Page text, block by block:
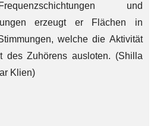
und
erzeugt er Flächen in
welche die Aktivität
des Zuhörens ausloten. (Shilla
Klien)